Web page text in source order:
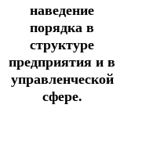
наведение
порядка в
структуре
предприятия и в
управленческой
сфере.